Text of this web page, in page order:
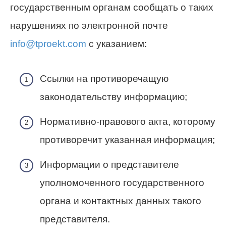
государственным органам сообщать о таких
нарушениях по электронной почте
info@tproekt.com с указанием:
Ссылки на противоречащую
законодательству информацию;
Нормативно-правового акта, которому
противоречит указанная информация;
Информации о представителе
уполномоченного государственного
органа и контактных данных такого
представителя.